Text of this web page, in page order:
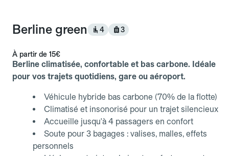
Berline green 4 3
À partir de 15€
Berline climatisée, confortable et bas carbone. Idéale
pour vos trajets quotidiens, gare ou aéroport.
Véhicule hybride bas carbone (70% de la flotte)
Climatisé et insonorisé pour un trajet silencieux
Accueille jusqu'à 4 passagers en confort
Soute pour 3 bagages : valises, malles, effets
personnels